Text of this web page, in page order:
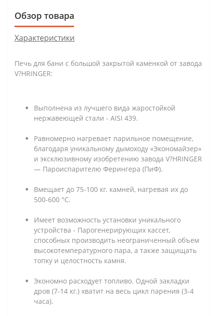
Обзор товара
Характеристики
Печь для бани с большой закрытой каменкой от завода
V?HRINGER:
Выполнена из лучшего вида жаростойкой
нержавеющей стали - AISI 439.
Равномерно нагревает парильное помещение,
благодаря уникальному дымоходу «Экономайзер»
и эксклюзивному изобретению завода V?HRINGER
— Пароиспарителю Ферингера (ПиФ).
Вмещает до 75-100 кг. камней, нагревая их до
500-600 °С.
Имеет возможность установки уникального
устройства - Парогенерирующих кассет,
способных производить неограниченный объем
высокотемпературного пара, а также защищать
топку и целостность камня.
Экономно расходует топливо. Одной закладки
дров (7-14 кг.) хватит на весь цикл парения (3-4
часа).